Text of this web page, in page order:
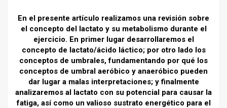
En el presente artículo realizamos una revisión sobre
el concepto del lactato y su metabolismo durante el
ejercicio. En primer lugar desarrollaremos el
concepto de lactato/ácido láctico; por otro lado los
conceptos de umbrales, fundamentando por qué los
conceptos de umbral aeróbico y anaeróbico pueden
dar lugar a malas interpretaciones; y finalmente
analizaremos al lactato con su potencial para causar la
fatiga, así como un valioso sustrato energético para el